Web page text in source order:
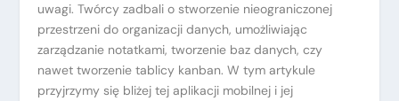
uwagi. Twórcy zadbali o stworzenie nieograniczonej
przestrzeni do organizacji danych, umożliwiając
zarządzanie notatkami, tworzenie baz danych, czy
nawet tworzenie tablicy kanban. W tym artykule
przyjrzymy się bliżej tej aplikacji mobilnej i jej